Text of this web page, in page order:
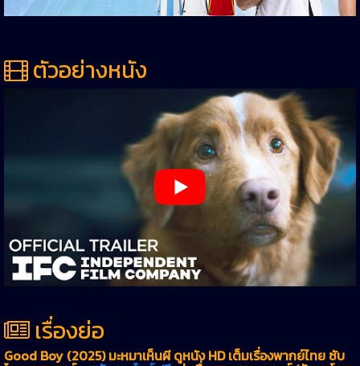
ตัวอย่างหนัง
เรื่องย่อ
Good Boy (2025) มะหมาเห็นผี ดูหนัง HD เต็มเรื่องพากย์ไทย ซับ